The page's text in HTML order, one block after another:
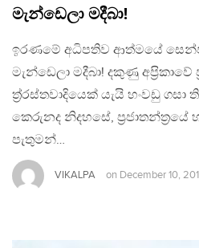
මැන්ඩෙලා මදීබා!
ඉරණමේ අධිපතිව ආත්මයේ
මැන්ඩෙලා මදීබා! දකුණු අප‍්‍රිකාවේ
ත‍්‍ර‍්‍රස්තවාදියෙක් යැයි හංවඩු
කෙරුනද නිදහසේ,
පැතුමන්…
VIKALPA on December 10,